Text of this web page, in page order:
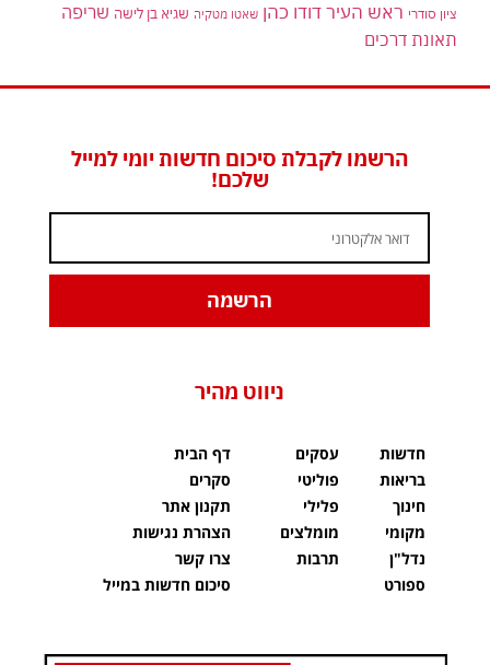
ציון סודרי ראש העיר דודו כהן שאטו מטקיה שגיא בן לישה שריפה
תאונת דרכים
הרשמו לקבלת סיכום חדשות יומי למייל
שלכם!
הרשמה
ניווט מהיר
חדשות
בריאות
חינוך
מקומי
נדל"ן
ספורט
עסקים
פוליטי
פלילי
מומלצים
תרבות
דף הבית
סקרים
תקנון אתר
הצהרת נגישות
צרו קשר
סיכום חדשות במייל